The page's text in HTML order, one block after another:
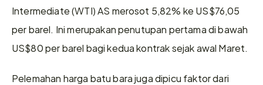
Intermediate (WTI) AS merosot 5,82% ke US$76,05
per barel. Ini merupakan penutupan pertama di bawah
US$80 per barel bagi kedua kontrak sejak awal Maret.
Pelemahan harga batu bara juga dipicu faktor dari